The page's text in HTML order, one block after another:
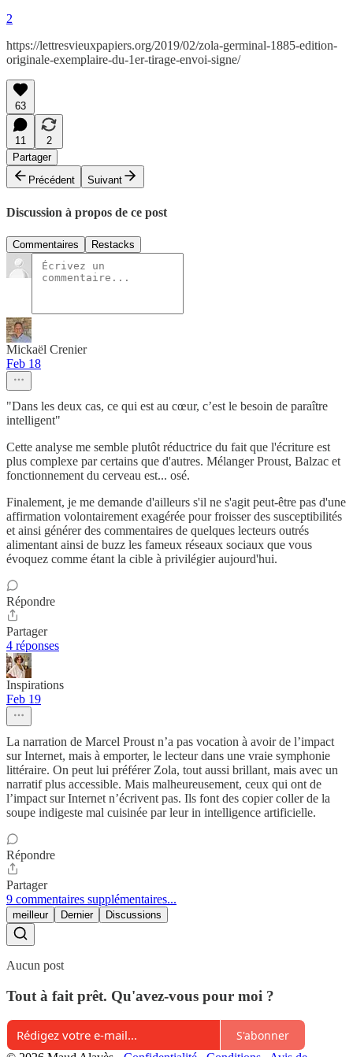
2
https://lettresvieuxpapiers.org/2019/02/zola-germinal-1885-edition-
originale-exemplaire-du-1er-tirage-envoi-signe/
63
11
2
Partager
Précédent
Suivant
Discussion à propos de ce post
Commentaires Restacks
Mickaël Crenier
Feb 18
"Dans les deux cas, ce qui est au cœur, c’est le besoin de paraître
intelligent"
Cette analyse me semble plutôt réductrice du fait que l'écriture est
plus complexe par certains que d'autres. Mélanger Proust, Balzac et
fonctionnement du cerveau est... osé.
Finalement, je me demande d'ailleurs s'il ne s'agit peut-être pas d'une
affirmation volontairement exagérée pour froisser des susceptibilités
et ainsi générer des commentaires de quelques lecteurs outrés
alimentant ainsi de buzz les fameux réseaux sociaux que vous
évoquez comme étant la cible à privilégier aujourd'hui.
Répondre
Partager
4 réponses
Inspirations
Feb 19
La narration de Marcel Proust n’a pas vocation à avoir de l’impact
sur Internet, mais à emporter, le lecteur dans une vraie symphonie
littéraire. On peut lui préférer Zola, tout aussi brillant, mais avec un
narratif plus accessible. Mais malheureusement, ceux qui ont de
l’impact sur Internet n’écrivent pas. Ils font des copier coller de la
soupe indigeste mal cuisinée par leur in intelligence artificielle.
Répondre
Partager
9 commentaires supplémentaires...
meilleur Dernier Discussions
Aucun post
Tout à fait prêt. Qu'avez-vous pour moi ?
S'abonner